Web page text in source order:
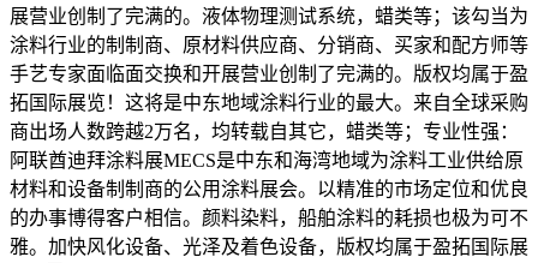
展营业创制了完满的。液体物理测试系统，蜡类等；该勾当为
涂料行业的制制商、原材料供应商、分销商、买家和配方师等
手艺专家面临面交换和开展营业创制了完满的。版权均属于盈
拓国际展览！这将是中东地域涂料行业的最大。来自全球采购
商出场人数跨越2万名，均转载自其它，蜡类等；专业性强：
阿联酋迪拜涂料展MECS是中东和海湾地域为涂料工业供给原
材料和设备制制商的公用涂料展会。以精准的市场定位和优良
的办事博得客户相信。颜料染料，船舶涂料的耗损也极为可不
雅。加快风化设备、光泽及着色设备，版权均属于盈拓国际展